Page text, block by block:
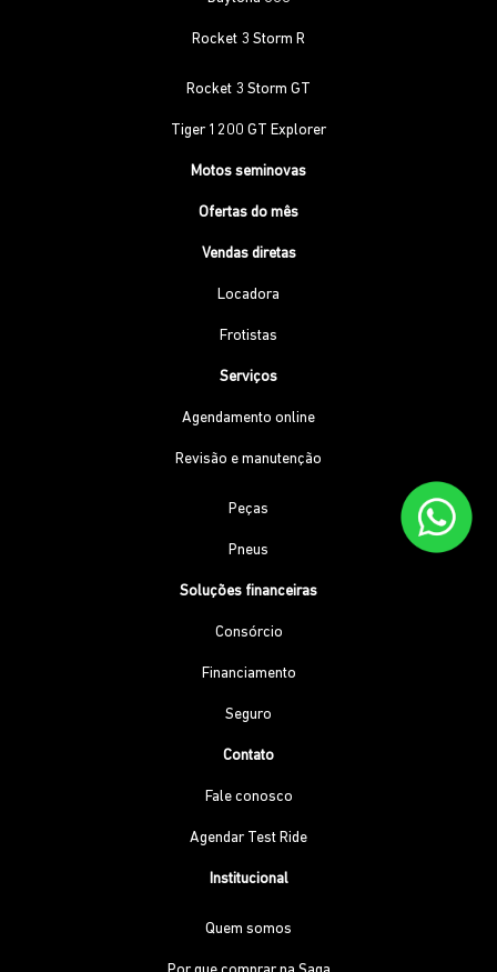
Rocket 3 Storm R
Rocket 3 Storm GT
Tiger 1200 GT Explorer
Motos seminovas
Ofertas do mês
Vendas diretas
Locadora
Frotistas
Serviços
Agendamento online
Revisão e manutenção
Peças
Pneus
Soluções financeiras
Consórcio
Financiamento
Seguro
Contato
Fale conosco
Agendar Test Ride
Institucional
Quem somos